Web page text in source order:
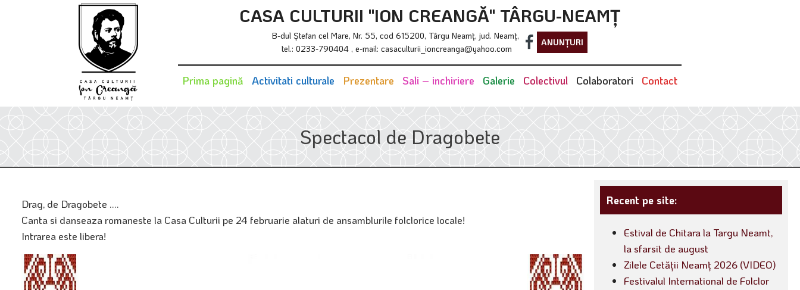
CASA CULTURII "ION CREANGĂ" TÂRGU-NEAMȚ
B-dul Ştefan cel Mare, Nr. 55, cod 615200, Târgu Neamţ, jud. Neamţ,
tel.: 0233-790404 , e-mail: casaculturii_ioncreanga@yahoo.com
ANUNȚURI
Prima pagină Activitati culturale Prezentare Sali – inchiriere Galerie Colectivul Colaboratori Contact
Spectacol de Dragobete
Drag, de Dragobete ....
Canta si danseaza romaneste la Casa Culturii pe 24 februarie alaturi de ansamblurile folclorice locale!
Intrarea este libera!
Recent pe site:
Estival de Chitara la Targu Neamt,
la sfarsit de august
Zilele Cetății Neamț 2026 (VIDEO)
Festivalul International de Folclor